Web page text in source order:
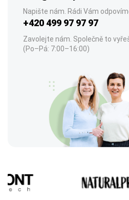
Napište nám. Rádi Vám
+420 499 97 97 97
Zavolejte nám. Společně to
(Po–Pá: 7:00–16:00)